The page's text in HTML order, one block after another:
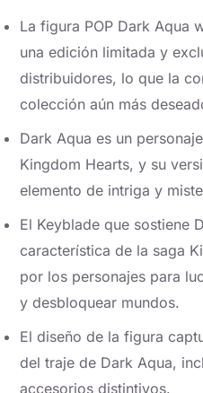
La figura POP Dark Aqua
una edición limitada y
distribuidores, lo que la
colección aún más
Dark Aqua es un
Kingdom Hearts, y su
elemento de intriga y
El Keyblade que sostiene
característica de la saga
por los personajes para
y desbloquear mundos.
El diseño de la figura
del traje de Dark Aqua,
accesorios distintivos.